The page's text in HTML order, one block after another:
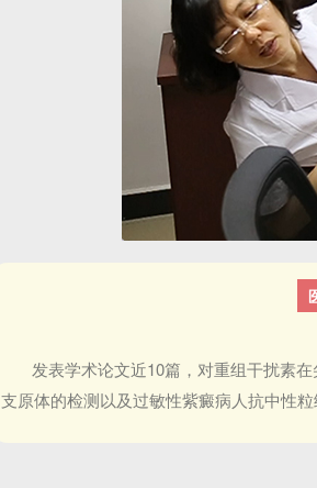
发表学术论文近10篇，对重组干扰素
支原体的检测以及过敏性紫癜病人抗中性